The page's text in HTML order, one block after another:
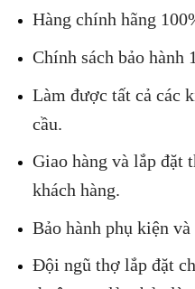
Hàng chính hãng
Chính sách bảo hành
Làm được tất cả các
cầu.
Giao hàng và lắp đặt
khách hàng.
Bảo hành phụ kiện
Đội ngũ thợ lắp đặt